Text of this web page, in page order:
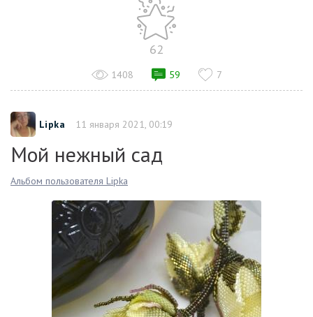
62
1408 59 7
Lipka 11 января 2021, 00:19
Мой нежный сад
Альбом пользователя Lipka